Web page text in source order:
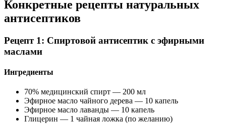
Конкретные рецепты натуральных
антисептиков
Рецепт 1: Спиртовой антисептик с эфирными
маслами
Ингредиенты
70% медицинский спирт — 200 мл
Эфирное масло чайного дерева — 10 капель
Эфирное масло лаванды — 10 капель
Глицерин — 1 чайная ложка (по желанию)